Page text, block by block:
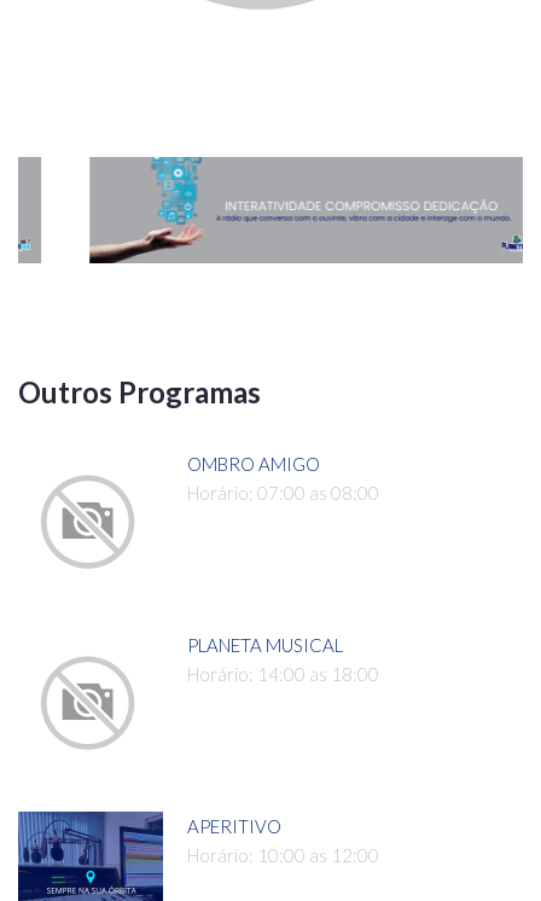
Outros Programas
OMBRO AMIGO
Horário: 07:00 as 08:00
PLANETA MUSICAL
Horário: 14:00 as 18:00
APERITIVO
Horário: 10:00 as 12:00